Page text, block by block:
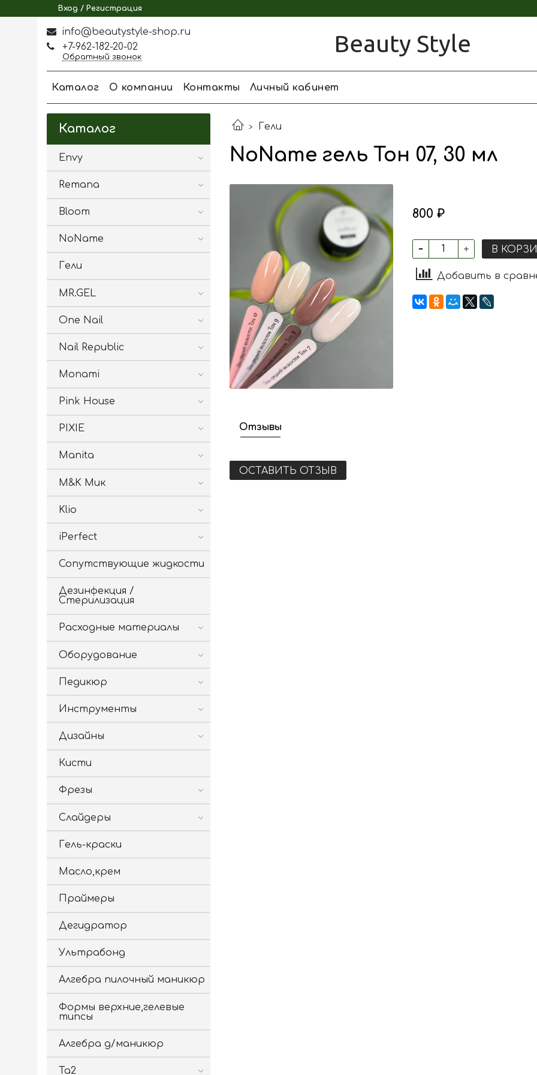
Вход / Регистрация
info@beautystyle-shop.ru
+7-962-182-20-02
Обратный звонок Beauty Style
Каталог О компании Контакты Личный кабинет
Гели
NoName гель Тон 07, 30 мл
800 ₽
В
Добавить в
Отзывы
ОСТАВИТЬ ОТЗЫВ
Каталог
Envy
Remana
Bloom
NoName
Гели
MR.GEL
One Nail
Nail Republic
Monami
Pink House
PIXIE
Manita
M&K Мик
Klio
iPerfect
Сопутствующие жидкости
Дезинфекция /
Стерилизация
Расходные материалы
Оборудование
Педикюр
Инструменты
Дизайны
Кисти
Фрезы
Слайдеры
Гель-краски
Масло,крем
Праймеры
Дегидратор
Ультрабонд
Алгебра пилочный маникюр
Формы верхние,гелевые
типсы
Алгебра д/маникюр
Ta2